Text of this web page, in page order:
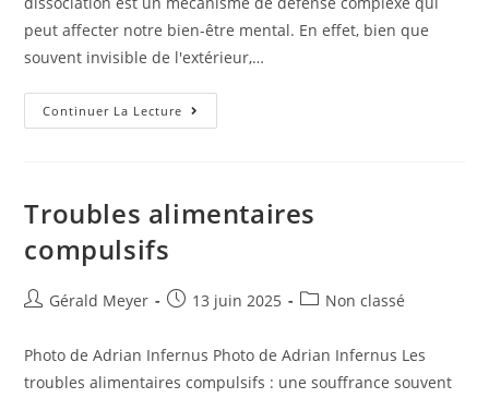
peut affecter notre bien-être mental. En effet, bien que
souvent invisible de l'extérieur,…
Continuer La Lecture
Troubles alimentaires
compulsifs
Gérald Meyer 13 juin 2025 Non classé
Photo de Adrian Infernus Photo de Adrian Infernus Les
troubles alimentaires compulsifs : une souffrance souvent